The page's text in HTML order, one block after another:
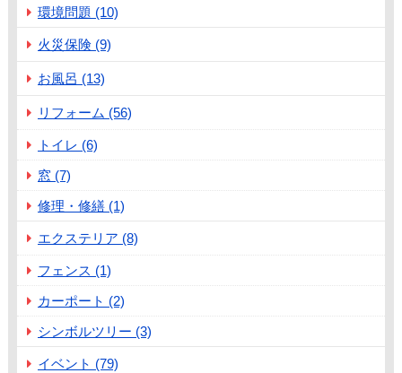
環境問題 (10)
火災保険 (9)
お風呂 (13)
リフォーム (56)
トイレ (6)
窓 (7)
修理・修繕 (1)
エクステリア (8)
フェンス (1)
カーポート (2)
シンボルツリー (3)
イベント (79)